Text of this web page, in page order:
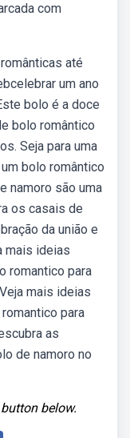
com
até
um ano
bolo é a doce
bolo romântico
Seja para uma
bolo romântico
namoro são uma
os casais de
da união e
mais ideias
romantico para
mais ideias
para
as
de namoro no
below.